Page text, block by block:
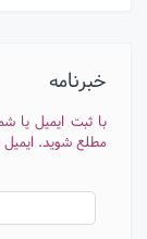
خبرنامه
با ثبت ایمیل یا
مطلع شوید.